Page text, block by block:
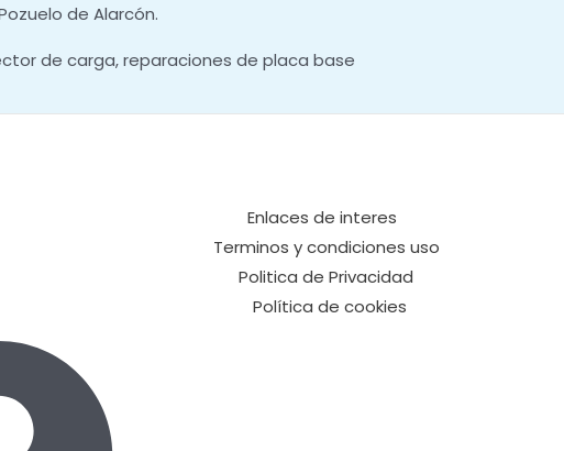
de Alarcón.
de carga, reparaciones de placa base
Enlaces de interes
Terminos y condiciones uso
Politica de Privacidad
Política de cookies